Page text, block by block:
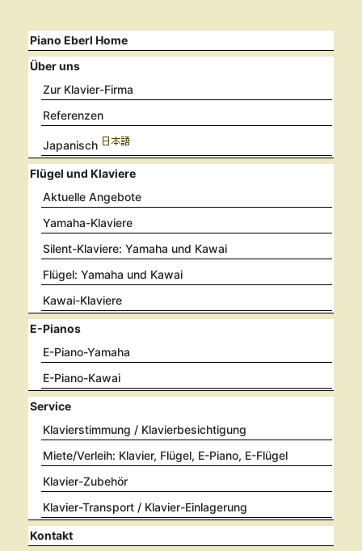
Piano Eberl Home
Über uns
Zur Klavier-Firma
Referenzen
Japanisch
Flügel und Klaviere
Aktuelle Angebote
Yamaha-Klaviere
Silent-Klaviere: Yamaha und Kawai
Flügel: Yamaha und Kawai
Kawai-Klaviere
E-Pianos
E-Piano-Yamaha
E-Piano-Kawai
Service
Klavierstimmung / Klavierbesichtigung
Miete/Verleih: Klavier, Flügel, E-Piano, E-Flügel
Klavier-Zubehör
Klavier-Transport / Klavier-Einlagerung
Kontakt